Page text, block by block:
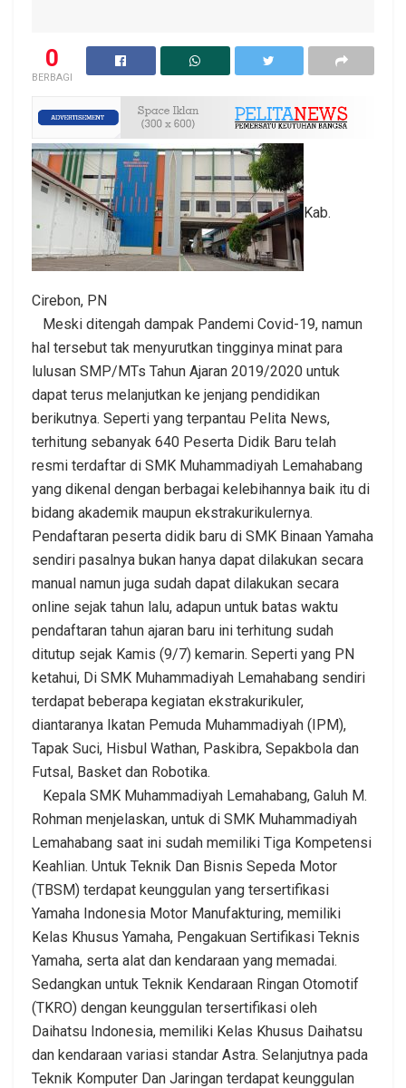
0
BERBAGI
Kab.
Cirebon, PN
Meski ditengah dampak Pandemi Covid-19, namun
hal tersebut tak menyurutkan tingginya minat para
lulusan SMP/MTs Tahun Ajaran 2019/2020 untuk
dapat terus melanjutkan ke jenjang pendidikan
berikutnya. Seperti yang terpantau Pelita News,
terhitung sebanyak 640 Peserta Didik Baru telah
resmi terdaftar di SMK Muhammadiyah Lemahabang
yang dikenal dengan berbagai kelebihannya baik itu di
bidang akademik maupun ekstrakurikulernya.
Pendaftaran peserta didik baru di SMK Binaan Yamaha
sendiri pasalnya bukan hanya dapat dilakukan secara
manual namun juga sudah dapat dilakukan secara
online sejak tahun lalu, adapun untuk batas waktu
pendaftaran tahun ajaran baru ini terhitung sudah
ditutup sejak Kamis (9/7) kemarin. Seperti yang PN
ketahui, Di SMK Muhammadiyah Lemahabang sendiri
terdapat beberapa kegiatan ekstrakurikuler,
diantaranya Ikatan Pemuda Muhammadiyah (IPM),
Tapak Suci, Hisbul Wathan, Paskibra, Sepakbola dan
Futsal, Basket dan Robotika.
Kepala SMK Muhammadiyah Lemahabang, Galuh M.
Rohman menjelaskan, untuk di SMK Muhammadiyah
Lemahabang saat ini sudah memiliki Tiga Kompetensi
Keahlian. Untuk Teknik Dan Bisnis Sepeda Motor
(TBSM) terdapat keunggulan yang tersertifikasi
Yamaha Indonesia Motor Manufakturing, memiliki
Kelas Khusus Yamaha, Pengakuan Sertifikasi Teknis
Yamaha, serta alat dan kendaraan yang memadai.
Sedangkan untuk Teknik Kendaraan Ringan Otomotif
(TKRO) dengan keunggulan tersertifikasi oleh
Daihatsu Indonesia, memiliki Kelas Khusus Daihatsu
dan kendaraan variasi standar Astra. Selanjutnya pada
Teknik Komputer Dan Jaringan terdapat keunggulan